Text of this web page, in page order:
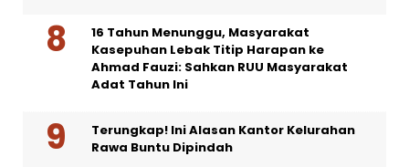
16 Tahun Menunggu, Masyarakat
Kasepuhan Lebak Titip Harapan ke
Ahmad Fauzi: Sahkan RUU Masyarakat
Adat Tahun Ini
Terungkap! Ini Alasan Kantor Kelurahan
Rawa Buntu Dipindah